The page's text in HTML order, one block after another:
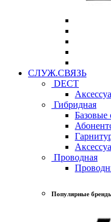
СЛУЖ.СВЯЗЬ
DECT
Гибридная
Базовые
Проводная
Популярные